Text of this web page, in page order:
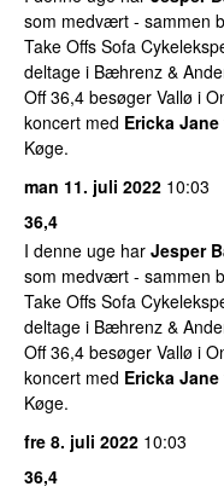
som medvært - sammen
Take Offs Sofa
deltage i Bæhrenz &
Off 36,4 besøger Vallø i
koncert med Ericka Jane
Køge.
man 11. juli 2022 10:03
36,4
I denne uge har Jesper
som medvært - sammen
Take Offs Sofa
deltage i Bæhrenz &
Off 36,4 besøger Vallø i
koncert med Ericka Jane
Køge.
fre 8. juli 2022 10:03
36,4